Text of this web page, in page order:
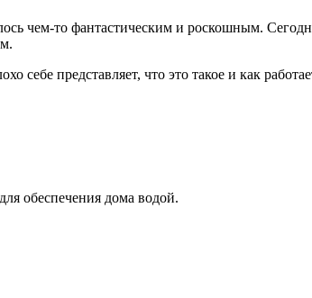
чем-то фантастическим и роскошным.
себе представляет, что это такое и как
обеспечения дома водой.